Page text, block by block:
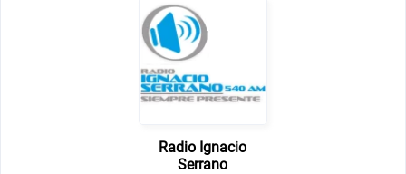
Radio Ignacio
Serrano